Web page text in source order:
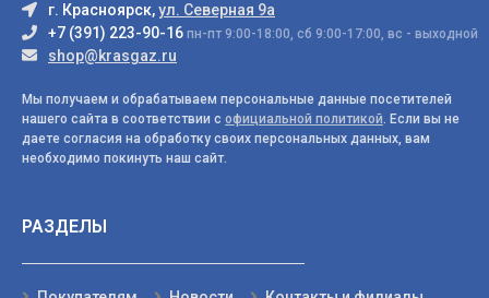
г. Красноярск,ул. Северная 9а
+7 (391) 223-90-16 пн-пт 9:00-18:00, сб 9:00-17:00, вс - выходной
shop@krasgaz.ru
Мы получаем и обрабатываем персональные данные посетителей
нашего сайта в соответствии с официальной политикой. Если вы не
даете согласия на обработку своих персональных данных, вам
необходимо покинуть наш сайт.
РАЗДЕЛЫ